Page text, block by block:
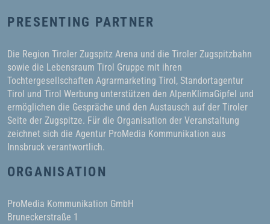
PRESENTING PARTNER
Die Region Tiroler Zugspitz Arena und die Tiroler Zugspitzbahn
sowie die Lebensraum Tirol Gruppe mit ihren
Tochtergesellschaften Agrarmarketing Tirol, Standortagentur
Tirol und Tirol Werbung unterstützen den AlpenKlimaGipfel und
ermöglichen die Gespräche und den Austausch auf der Tiroler
Seite der Zugspitze. Für die Organisation der Veranstaltung
zeichnet sich die Agentur ProMedia Kommunikation aus
Innsbruck verantwortlich.
ORGANISATION
ProMedia Kommunikation GmbH
Bruneckerstraße 1